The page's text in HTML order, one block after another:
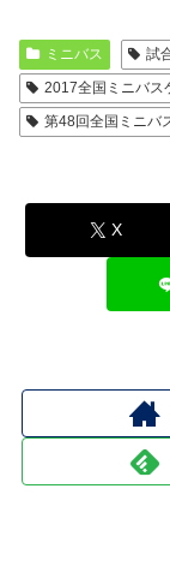
ミニバス 試
2017全国ミニバス
第48回全国ミニバ
X